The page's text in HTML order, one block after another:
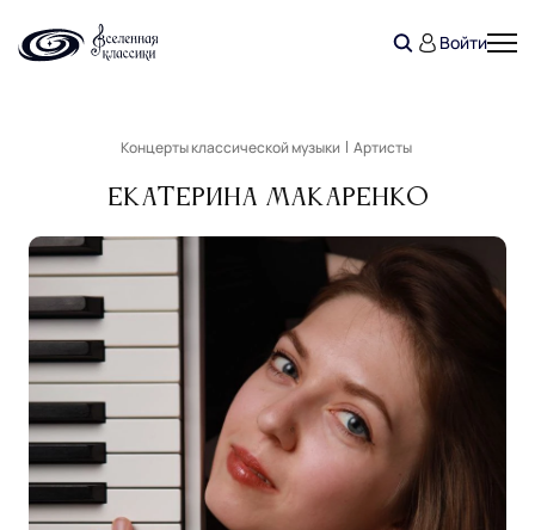
Войти
Концерты классической музыки Артисты
Екатерина Макаренко